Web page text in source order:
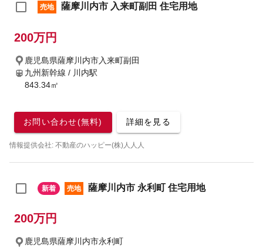
売地 薩摩川内市 入来町副田 住宅用地
200万円
鹿児島県薩摩川内市入来町副田
九州新幹線 / 川内駅
843.34㎡
お問い合わせ(無料) 詳細を見る
情報提供会社: 不動産のハッピー(株)人人人
新着 売地 薩摩川内市 永利町 住宅用地
200万円
鹿児島県薩摩川内市永利町